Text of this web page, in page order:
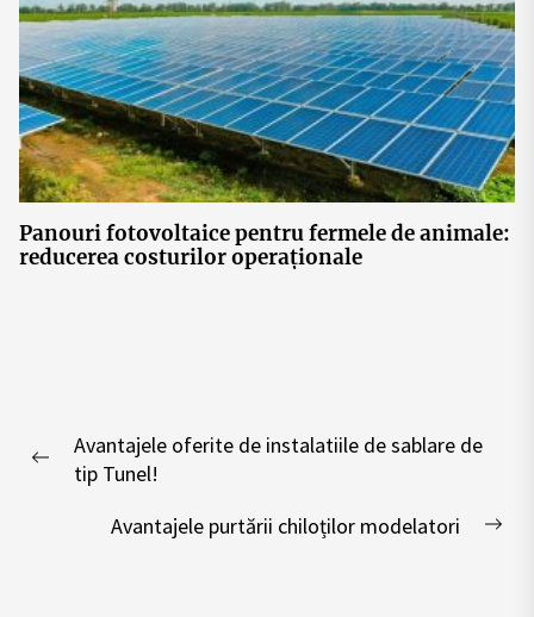
Panouri fotovoltaice pentru fermele de animale:
reducerea costurilor operaționale
navigation
Previous
Avantajele oferite de instalatiile de sablare de
tip Tunel!
Avantajele purtării chiloților modelatori